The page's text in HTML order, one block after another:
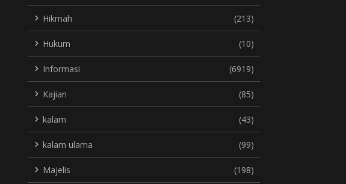
Hikmah (213)
Hukum (10)
Informasi (6919)
Kajian (85)
kalam (43)
kalam ulama (99)
Majelis (198)